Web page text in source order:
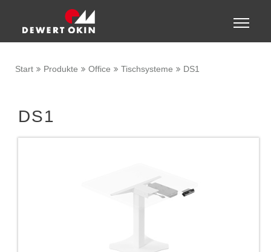
Toggle
Start Produkte Office Tischsysteme DS1
DS1